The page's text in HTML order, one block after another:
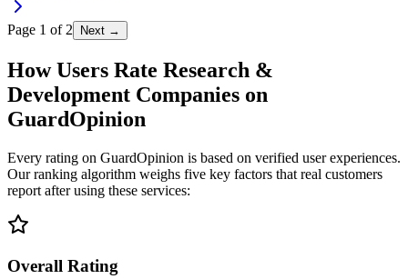
Page 1 of2 Next →
How Users Rate Research &
Development Companies on
GuardOpinion
Every rating on GuardOpinion is based on verified user experiences.
Our ranking algorithm weighs five key factors that real customers
report after using these services:
Overall Rating